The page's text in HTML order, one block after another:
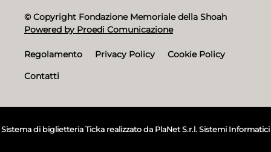
© Copyright Fondazione Memoriale della Shoah
Powered by Proedi Comunicazione
Regolamento Privacy Policy
Cookie Policy
Contatti
Sistema di biglietteria Ticka realizzato da PlaNet S.r.l. Sistemi Informatici